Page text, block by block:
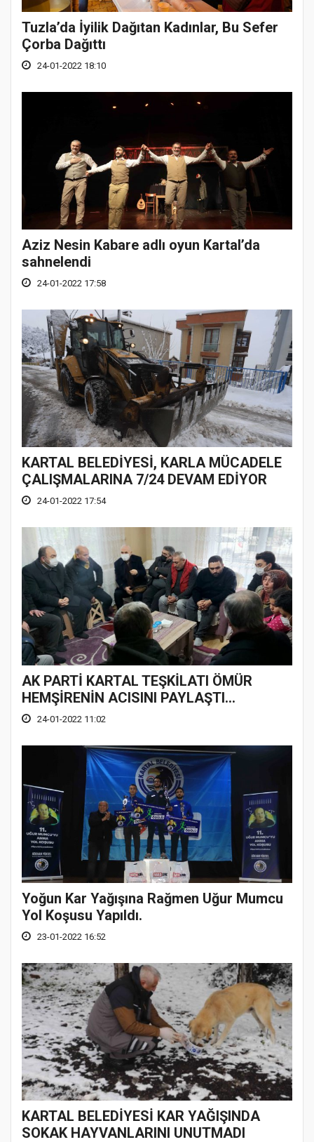
Tuzla’da İyilik Dağıtan Kadınlar, Bu Sefer
Çorba Dağıttı
24-01-2022 18:10
Aziz Nesin Kabare adlı oyun Kartal’da
sahnelendi
24-01-2022 17:58
KARTAL BELEDİYESİ, KARLA MÜCADELE
ÇALIŞMALARINA 7/24 DEVAM EDİYOR
24-01-2022 17:54
AK PARTİ KARTAL TEŞKİLATI ÖMÜR
HEMŞİRENİN ACISINI PAYLAŞTI…
24-01-2022 11:02
Yoğun Kar Yağışına Rağmen Uğur Mumcu
Yol Koşusu Yapıldı.
23-01-2022 16:52
KARTAL BELEDİYESİ KAR YAĞIŞINDA
SOKAK HAYVANLARINI UNUTMADI